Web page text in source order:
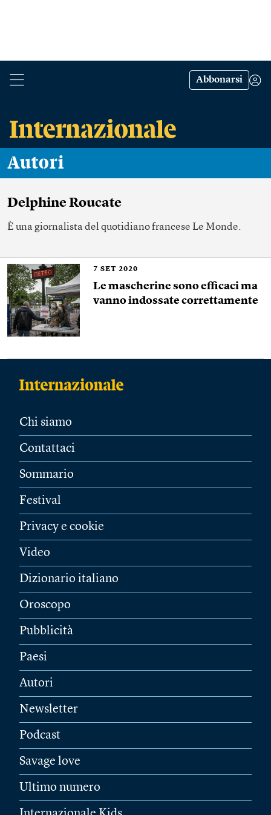
Abbonarsi
Autori
Delphine Roucate
È una giornalista del quotidiano francese Le Monde.
7 SET 2020
Le mascherine sono efficaci ma
vanno indossate correttamente
Chi siamo
Contattaci
Sommario
Festival
Privacy e cookie
Video
Dizionario italiano
Oroscopo
Pubblicità
Paesi
Autori
Newsletter
Podcast
Savage love
Ultimo numero